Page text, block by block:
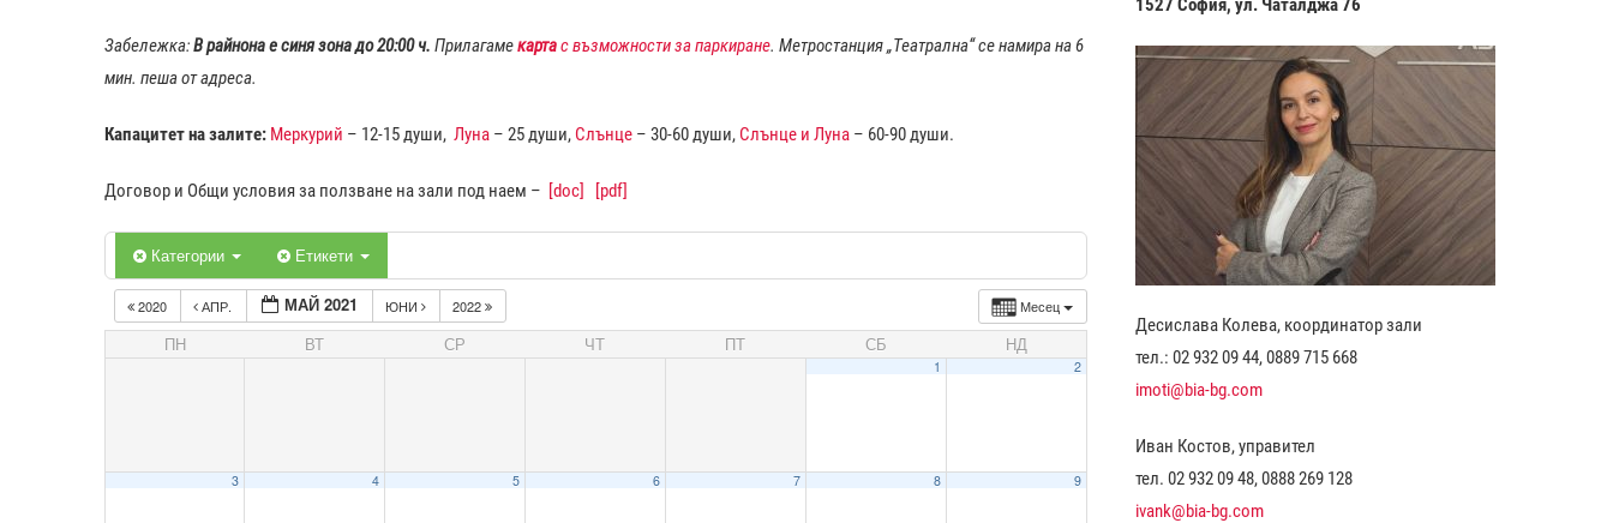
Забележка:В райнона е синя зона до 20:00 ч. Прилагамекартас възможности за паркиране. Метростанция „Театрална“ се намира на 6
мин. пеша от адреса.
Капацитет на залите: Меркурий – 12-15 души, Луна – 25 души, Слънце – 30-60 души, Слънце и Луна – 60-90 души.
Договор и Общи условия за ползване на зали под наем – [doc] [pdf]
Категории Етикети
Месец
2020 АПР. МАЙ 2021 ЮНИ 2022
ПН ВТ СР ЧТ ПТ СБ НД
1 2
3 4 5 6 7 8 9
1527 София, ул. Чаталджа 76
Десислава Колева, координатор зали
тел.: 02 932 09 44, 0889 715 668
imoti@bia-bg.com
Иван Костов, управител
тел. 02 932 09 48, 0888 269 128
ivank@bia-bg.com